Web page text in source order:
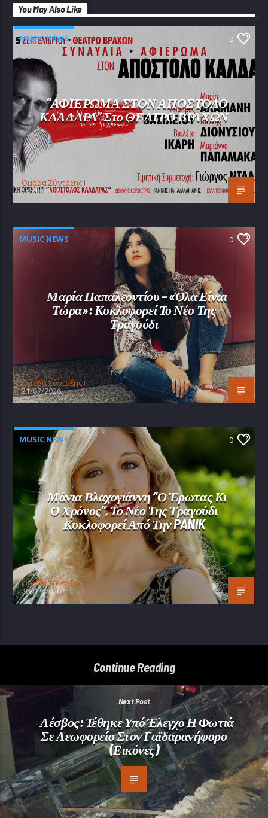
You May Also Like
MUSIC NEWS 0
“ΑΦΙΕΡΩΜΑ ΣΤΟΝ ΑΠΟΣΤΟΛΟ
ΚΑΛΔΑΡΑ” Στο ΘΕΑΤΡΟ ΒΡΑΧΩΝ
Oμάδα Σύνταξης Ι
25/07/2026
MUSIC NEWS 0
Μαρία Παπαλεοντίου – «Όλα Είναι
Τώρα»: Κυκλοφορεί Το Νέο Της
Τραγούδι
Oμάδα Σύνταξης Ι
21/07/2026
MUSIC NEWS 0
Μάνια Βλαχογιάννη “Ο Έρωτας Κι
Ο Χρόνος”, Το Νέο Της Τραγούδι
Κυκλοφορεί Από Την PANIK
Oμάδα Σύνταξης Ι
20/07/2026
Continue Reading
Next Post
Λέσβος: Τέθηκε Υπό Έλεγχο Η Φωτιά
Σε Λεωφορείο Στον Γαϊδαρανήφορο
(εικόνες)